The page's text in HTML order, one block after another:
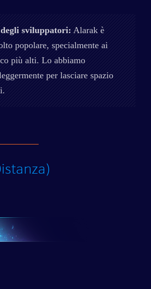
sviluppatori: Alarak è
popolare, specialmente ai
più alti. Lo abbiamo
per lasciare spazio